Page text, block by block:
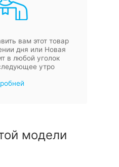
вам этот товар
дня или Новая
в любой уголок
утро
модели